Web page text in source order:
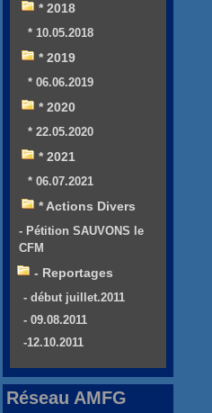
* 2018
* 10.05.2018
* 2019
* 06.06.2019
* 2020
* 22.05.2020
* 2021
* 06.07.2021
* Actions Divers
- Pétition SAUVONS le
CFM
- Reportages
- début juillet.2011
- 09.08.2011
-12.10.2011
Réseau AMFG